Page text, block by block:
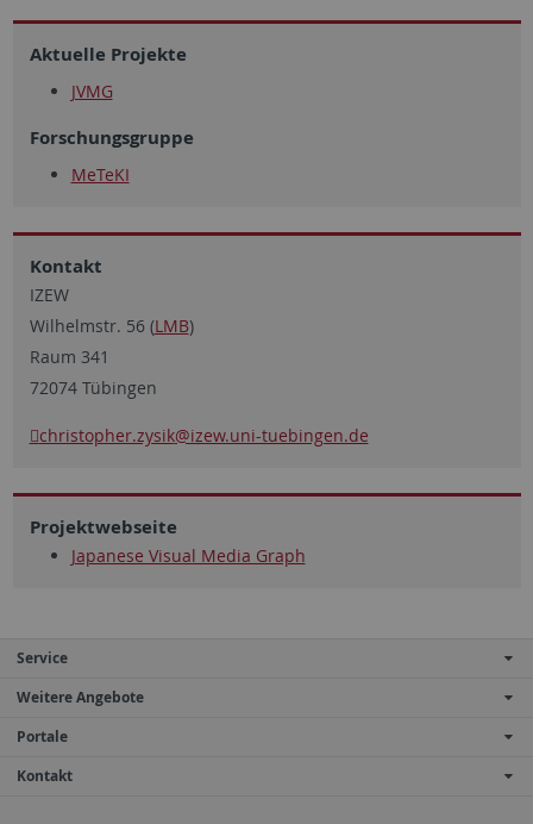
Aktuelle Projekte
JVMG
Forschungsgruppe
MeTeKI
Kontakt
IZEW
Wilhelmstr. 56 (LMB)
Raum 341
72074 Tübingen
christopher.zysik@izew.uni-tuebingen.de
Projektwebseite
Japanese Visual Media Graph
Service
Weitere Angebote
Portale
Kontakt